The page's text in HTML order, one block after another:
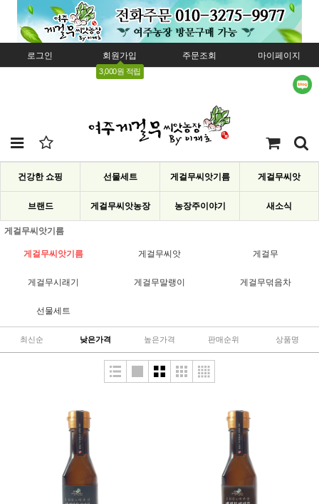
로그인 회원가입
3,000원 적립
주문조회 마이페이지
건강한 쇼핑 선물세트 게걸무씨앗기름 게걸무씨앗
브랜드 게걸무씨앗농장 농장주이야기 새소식
게걸무씨앗기름
게걸무씨앗기름 게걸무씨앗 게걸무
게걸무시래기 게걸무말랭이 게걸무덖음차
선물세트
최신순 낮은가격 높은가격 판매순위 상품명